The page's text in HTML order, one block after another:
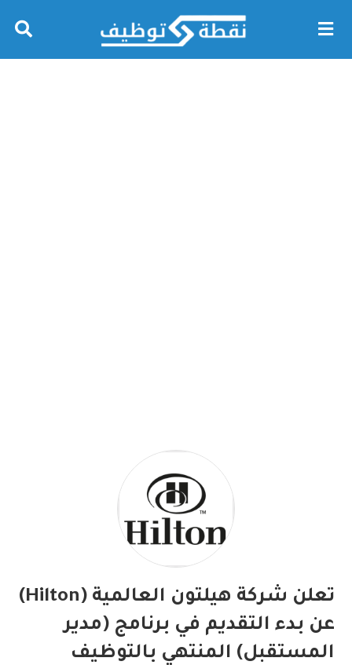
تعلن شركة هيلتون العالمية (Hilton)
عن بدء التقديم في برنامج (مدير
المستقبل) المنتهي بالتوظيف